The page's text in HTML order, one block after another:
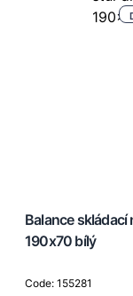
Balance
190x70 bílý
Code: 155281